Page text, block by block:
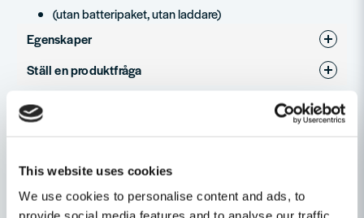
This website uses cookies
We use cookies to personalise content and ads, to
(utan batteripaket, utan laddare)
Egenskaper
Varumärke
Produkttyp
Ställ en produktfråga
question
Fråga oss något om denna produkten...
name
Namn
Relaterade kategorier
Batteridrivet
Maskin, Laser & Handverktyg